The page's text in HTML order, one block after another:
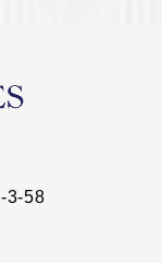
3-58